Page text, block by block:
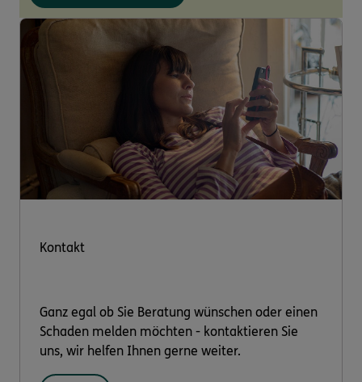
Kontakt
Ganz egal ob Sie Beratung wünschen oder einen
Schaden melden möchten - kontaktieren Sie
uns, wir helfen Ihnen gerne weiter.